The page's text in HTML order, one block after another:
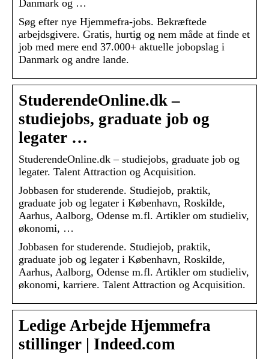
Danmark og …
Søg efter nye Hjemmefra-jobs. Bekræftede
arbejdsgivere. Gratis, hurtig og nem måde at finde et
job med mere end 37.000+ aktuelle jobopslag i
Danmark og andre lande.
StuderendeOnline.dk –
studiejobs, graduate job og
legater …
StuderendeOnline.dk – studiejobs, graduate job og
legater. Talent Attraction og Acquisition.
Jobbasen for studerende. Studiejob, praktik,
graduate job og legater i København, Roskilde,
Aarhus, Aalborg, Odense m.fl. Artikler om studieliv,
økonomi, …
Jobbasen for studerende. Studiejob, praktik,
graduate job og legater i København, Roskilde,
Aarhus, Aalborg, Odense m.fl. Artikler om studieliv,
økonomi, karriere. Talent Attraction og Acquisition.
Ledige Arbejde Hjemmefra
stillinger | Indeed.com